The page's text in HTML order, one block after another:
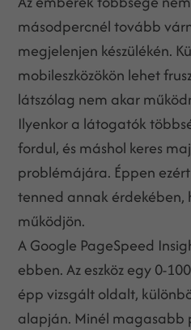
másodpercnél tovább
megjelenjen készülékén.
mobileszközökön lehet
látszólag nem akar
Ilyenkor a látogatók
fordul, és máshol keres
problémájára. Éppen
tenned annak
működjön.
A Google PageSpeed
ebben. Az eszköz egy 0-
épp vizsgált oldalt,
alapján. Minél magasabb